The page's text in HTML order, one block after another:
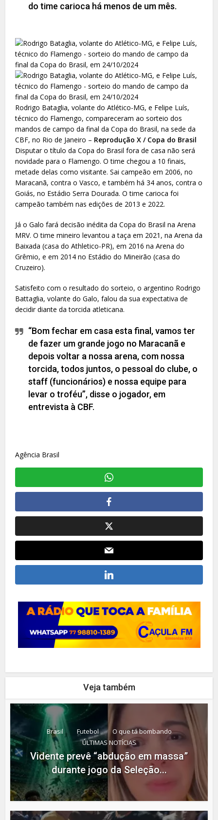
do time carioca há menos de um mês.
Rodrigo Bataglia, volante do Atlético-MG, e Felipe Luís,
técnico do Flamengo, compareceram ao sorteio dos
mandos de campo da final da Copa do Brasil, na sede da
CBF, no Rio de Janeiro – Reprodução X / Copa do Brasil
Disputar o título da Copa do Brasil fora de casa não será
novidade para o Flamengo. O time chegou a 10 finais,
metade delas como visitante. Sai campeão em 2006, no
Maracanã, contra o Vasco, e também há 34 anos, contra o
Goiás, no Estádio Serra Dourada. O time carioca foi
campeão também nas edições de 2013 e 2022.
Já o Galo fará decisão inédita da Copa do Brasil na Arena
MRV. O time mineiro levantou a taça em 2021, na Arena da
Baixada (casa do Athletico-PR), em 2016 na Arena do
Grêmio, e em 2014 no Estádio do Mineirão (casa do
Cruzeiro).
Satisfeito com o resultado do sorteio, o argentino Rodrigo
Battaglia, volante do Galo, falou da sua expectativa de
decidir diante da torcida atleticana.
“Bom fechar em casa esta final, vamos ter
de fazer um grande jogo no Maracanã e
depois voltar a nossa arena, com nossa
torcida, todos juntos, o pessoal do clube, o
staff (funcionários) e nossa equipe para
levar o troféu”, disse o jogador, em
entrevista à CBF.
Agência Brasil
Veja também
Brasil Futebol
O que tá bombando
ÚLTIMAS NOTÍCIAS
Vidente prevê “abdução em massa”
durante jogo da Seleção...